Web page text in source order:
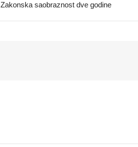
Zakonska saobraznost dve godine